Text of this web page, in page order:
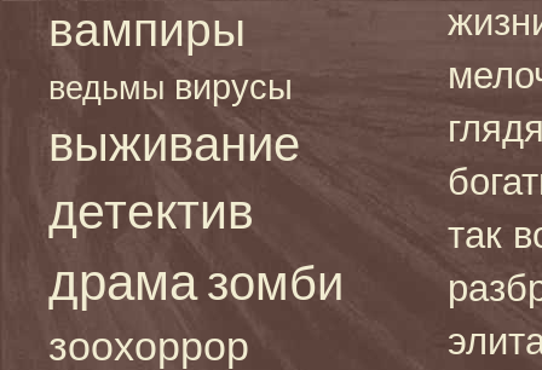
вампиры
ведьмы вирусы
выживание
детектив
драма зомби
зоохоррор
так